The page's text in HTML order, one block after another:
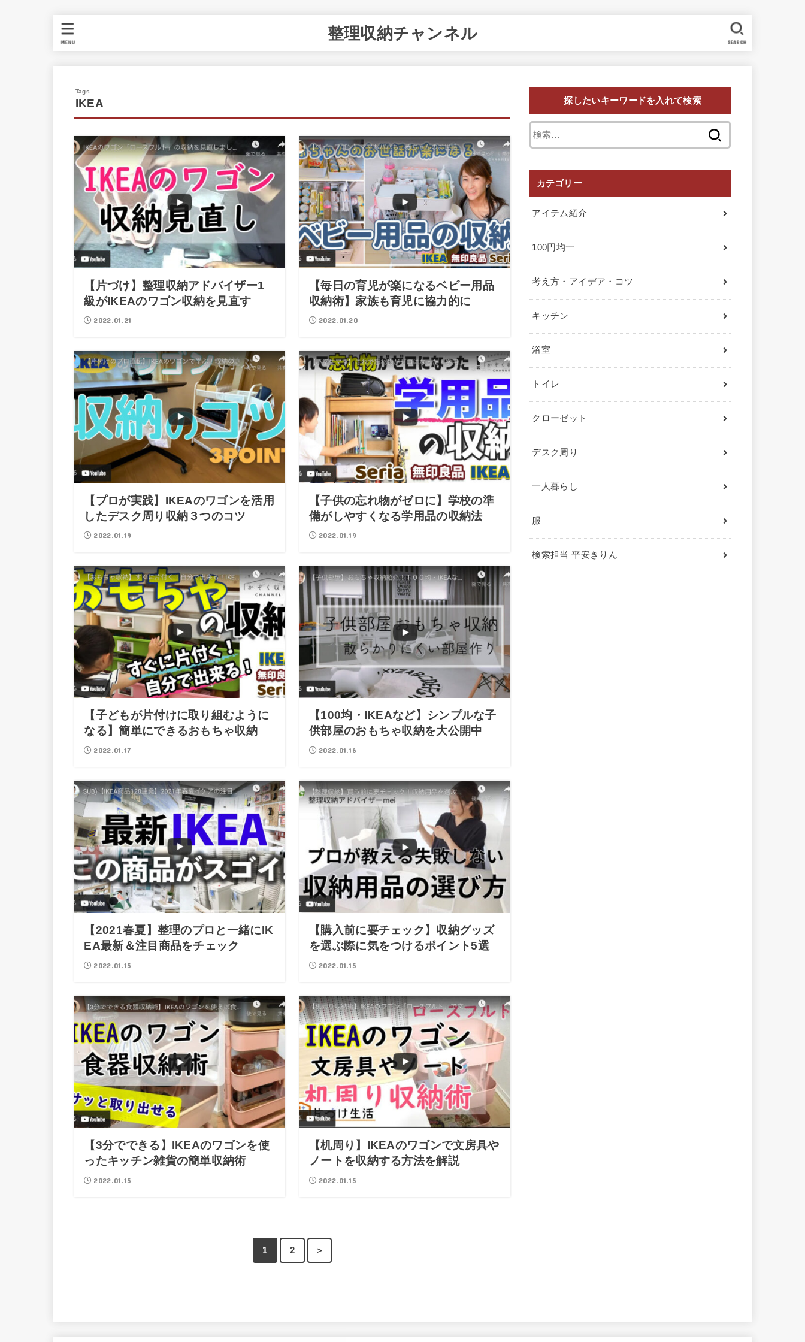
整理収納チャンネル SEARCH
MENU
IKEA
【片づけ】整理収納アドバイザー1
級がIKEAのワゴン収納を見直す
2022.01.21
【毎日の育児が楽になるベビー用品
収納術】家族も育児に協力的に
2022.01.20
【プロが実践】IKEAのワゴンを活用
したデスク周り収納３つのコツ
2022.01.19
【子供の忘れ物がゼロに】学校の準
備がしやすくなる学用品の収納法
2022.01.19
【子どもが片付けに取り組むように
なる】簡単にできるおもちゃ収納
2022.01.17
【100均・IKEAなど】シンプルな子
供部屋のおもちゃ収納を大公開中
2022.01.16
【2021春夏】整理のプロと一緒にIK
EA最新＆注目商品をチェック
2022.01.15
【購入前に要チェック】収納グッズ
を選ぶ際に気をつけるポイント5選
2022.01.15
【3分でできる】IKEAのワゴンを使
ったキッチン雑貨の簡単収納術
2022.01.15
【机周り】IKEAのワゴンで文房具や
ノートを収納する方法を解説
2022.01.15
1 2 ＞
探したいキーワードを入れて検索
カテゴリー
アイテム紹介
100円均一
考え方・アイデア・コツ
キッチン
浴室
トイレ
クローゼット
デスク周り
一人暮らし
服
検索担当 平安きりん